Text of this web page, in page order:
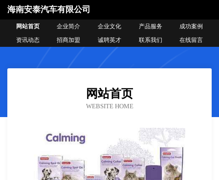
海南安泰汽车有限公司
网站首页 企业简介 企业文化 产品服务
成功案例
资讯动态
招商加盟 诚聘英才 联系我们 在线留言
网站首页
WEBSITE HOME